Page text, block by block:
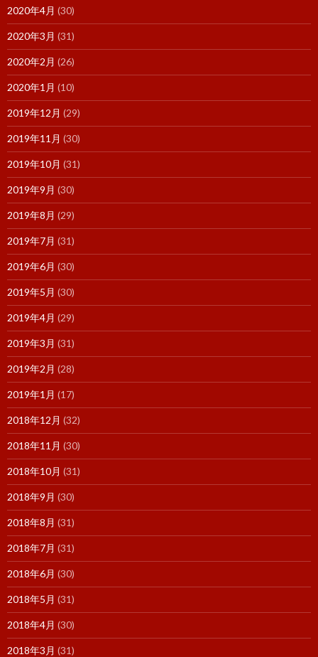
2020年4月 (30)
2020年3月 (31)
2020年2月 (26)
2020年1月 (10)
2019年12月 (29)
2019年11月 (30)
2019年10月 (31)
2019年9月 (30)
2019年8月 (29)
2019年7月 (31)
2019年6月 (30)
2019年5月 (30)
2019年4月 (29)
2019年3月 (31)
2019年2月 (28)
2019年1月 (17)
2018年12月 (32)
2018年11月 (30)
2018年10月 (31)
2018年9月 (30)
2018年8月 (31)
2018年7月 (31)
2018年6月 (30)
2018年5月 (31)
2018年4月 (30)
2018年3月 (31)